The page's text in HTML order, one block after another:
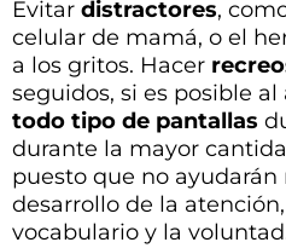
Evitar distractores,
celular de mamá, o el
a los gritos. Hacer
seguidos, si es posible al
todo tipo de pantallas
durante la mayor
puesto que no ayudarán
desarrollo de la
vocabulario y la